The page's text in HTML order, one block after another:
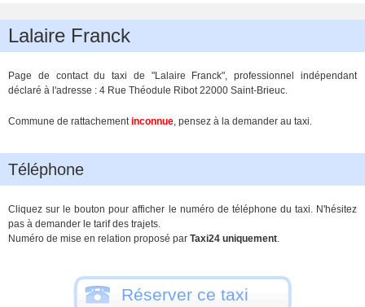
Lalaire Franck
Page de contact du taxi de "Lalaire Franck", professionnel indépendant
déclaré à l'adresse : 4 Rue Théodule Ribot 22000 Saint-Brieuc.
Commune de rattachementinconnue, pensez à la demander au taxi.
Téléphone
Cliquez sur le bouton pour afficher le numéro de téléphone du taxi. N'hésitez
pas à demander le tarif des trajets.
Numéro de mise en relation proposé par Taxi24 uniquement.
Réserver ce taxi